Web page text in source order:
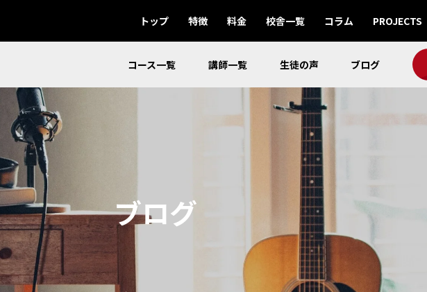
トップ 特徴 料金 校舎一覧 コラム PROJECTS
コース一覧 講師一覧 生徒の声 ブログ
ブログ